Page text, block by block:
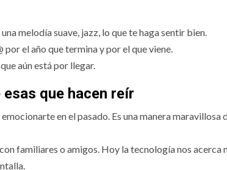
melodía suave, jazz, lo que te haga sentir bien.
el año que termina y por el que viene.
aún está por llegar.
que hacen reír
en el pasado. Es una manera maravillosa
con familiares o amigos. Hoy la tecnología nos acerca